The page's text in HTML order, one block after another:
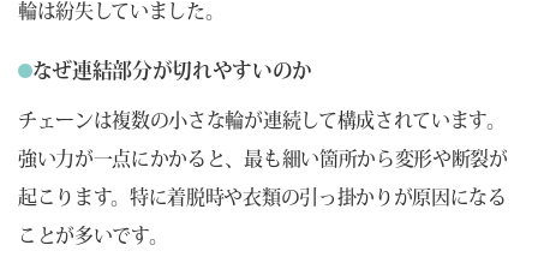
輪は紛失していました。
なぜ連結部分が切れやすいのか
チェーンは複数の小さな輪が連続して構成されています。
強い力が一点にかかると、最も細い箇所から変形や断裂が
起こります。特に着脱時や衣類の引っ掛かりが原因になる
ことが多いです。